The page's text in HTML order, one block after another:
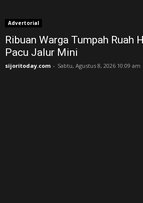
Advertorial
Ribuan Warga Tumpah Ruah
Pacu Jalur Mini
sijoritoday.com - Sabtu, Agustus 8, 2026 10:09 am